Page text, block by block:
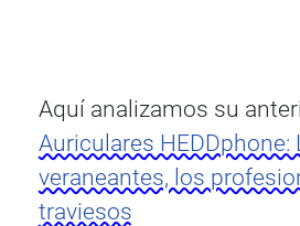
Aquí analizamos su
Auriculares HEDDphone:
veraneantes, los
traviesos